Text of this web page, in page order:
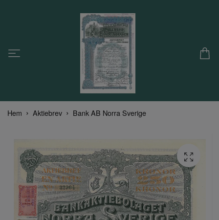
Hem Aktiebrev Bank AB Norra Sverige